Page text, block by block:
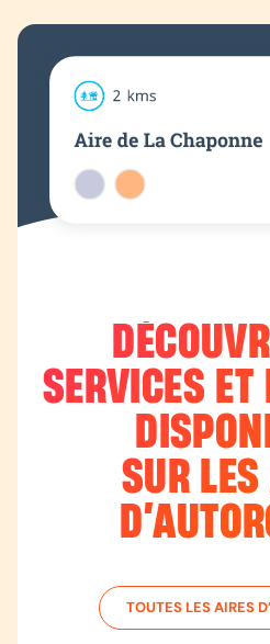
A19
Sens
AUTOROUTEA20
Vierzon
Montauban
EN SAVOIR
AUTOROUTEA25
SERVICES ET
SUR LES
TOUTES LES AIRES